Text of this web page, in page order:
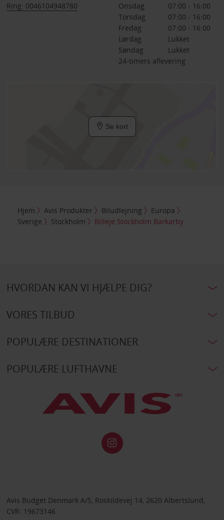
Ring: 0046104948780
Onsdag
07:00 - 16:00
Torsdag
07:00 - 16:00
Fredag
07:00 - 16:00
Lørdag
Lukket
Søndag
Lukket
24-timers aflevering
Se kort
Hjem Avis Produkter Biludlejning
Europa
Sverige
Stockholm Billeje Stockholm Barkarby
HVORDAN KAN VI HJÆLPE DIG?
VORES TILBUD
POPULÆRE DESTINATIONER
POPULÆRE LUFTHAVNE
Avis Budget Denmark A/S, Roskildevej 14, 2620 Albertslund,
CVR: 19673146